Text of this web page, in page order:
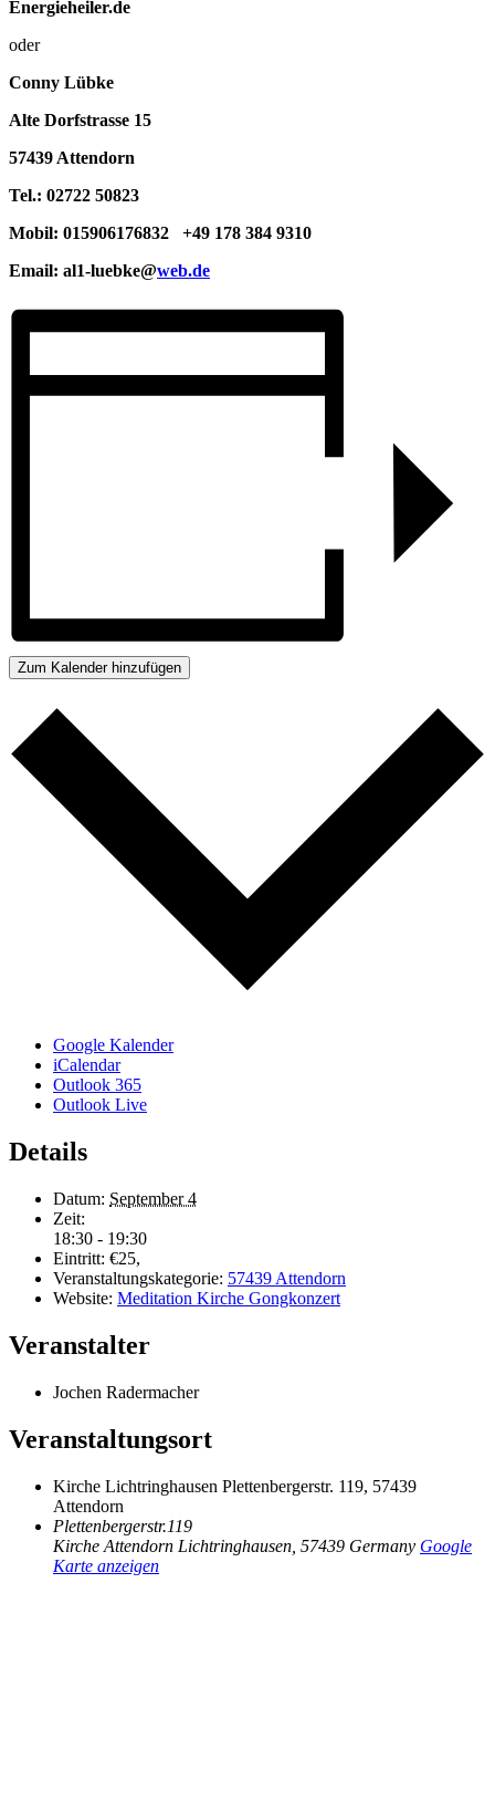
Energieheiler.de
oder
Conny Lübke
Alte Dorfstrasse 15
57439 Attendorn
Tel.: 02722 50823
Mobil: 015906176832 +49 178 384 9310
Email: al1-luebke@web.de
Zum Kalender hinzufügen
Google Kalender
iCalendar
Outlook 365
Outlook Live
Details
Datum: September 4
Zeit:
18:30 - 19:30
Eintritt: €25,
Veranstaltungskategorie: 57439 Attendorn
Website: Meditation Kirche Gongkonzert
Veranstalter
Jochen Radermacher
Veranstaltungsort
Kirche Lichtringhausen Plettenbergerstr. 119, 57439
Attendorn
Plettenbergerstr.119
Kirche Attendorn Lichtringhausen 57439 Germany Google
Karte anzeigen